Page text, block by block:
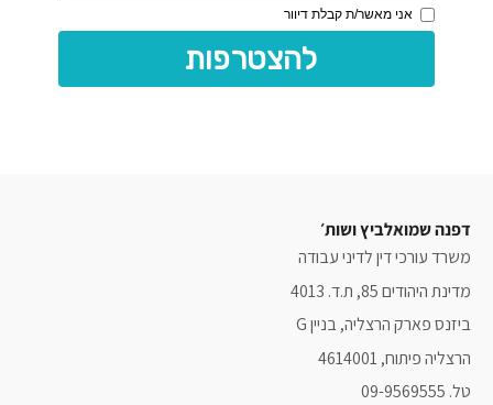
אני מאשר/ת קבלת דיוור
להצטרפות
דפנה שמואלביץ ושות׳
משרד עורכי דין לדיני עבודה
מדינת היהודים 85, ת.ד. 4013
ביזנס פארק הרצליה, בניין G
הרצליה פיתוח, 4614001
טל. 09-9569555